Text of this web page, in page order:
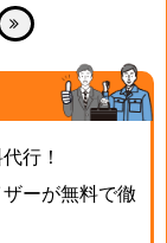
行！
ーが無料で徹